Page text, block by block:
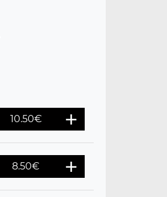
10.50€
8.50€